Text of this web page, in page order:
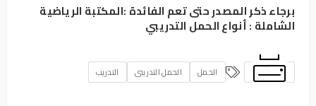
برجاء ذكر المصدر حتى تعم الفائدة :المكتبة الرياضية
الشاملة :أنواع الحمل التدريبي
الحمل الحمل التدريبى التدريب